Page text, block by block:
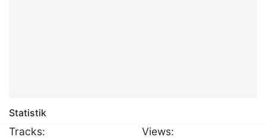
Statistik
Tracks:
Views: